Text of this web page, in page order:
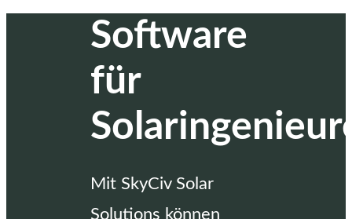
Software
für
Mit SkyCiv Solar
Solutions können